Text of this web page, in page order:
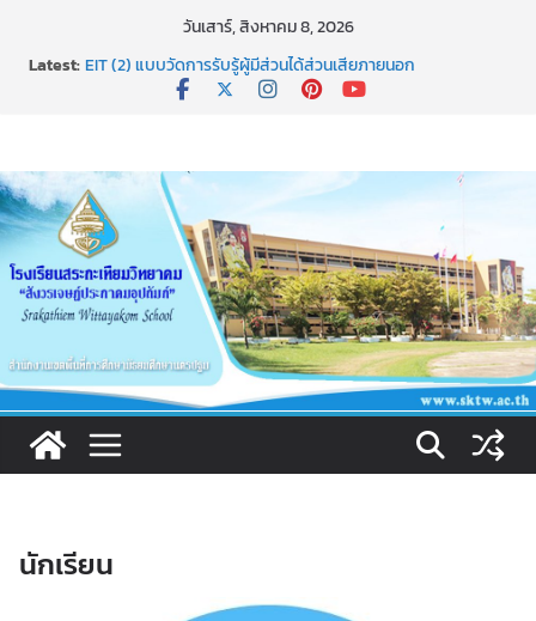
วันเสาร์, สิงหาคม 8, 2026
Latest:EIT (2) แบบวัดการรับรู้ผู้มีส่วนได้ส่วนเสียภายนอก
เผยแพร่นวัตกรรม การใช้รูปแบบการเสริมสร้างคุณธรรมของ
การประกาศผลการเรียนปลายภาคผ่านทางระบบ SGS
ช่องทางการแจ้งเรื่องร้องเรียนการทุจริตและประพฤติมิชอบ
นักเรียน